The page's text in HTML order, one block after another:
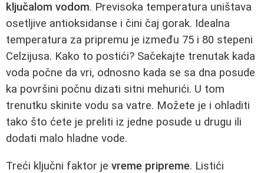
ključalom vodom. Previsoka temperatura uništava
osetljive antioksidanse i čini čaj gorak. Idealna
temperatura za pripremu je između 75 i 80 stepeni
Celzijusa. Kako to postići? Sačekajte trenutak kada
voda počne da vri, odnosno kada se sa dna posude
ka površini počnu dizati sitni mehurići. U tom
trenutku skinite vodu sa vatre. Možete je i ohladiti
tako što ćete je preliti iz jedne posude u drugu ili
dodati malo hladne vode.
Treći ključni faktor je vreme pripreme. Listići